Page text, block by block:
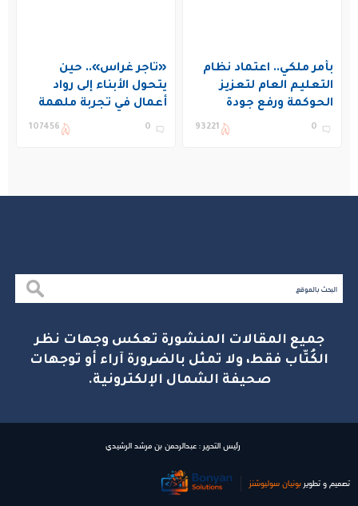
بأمر ملكي.. اعتماد نظام
التعليم العام لتعزيز
الحوكمة ورفع جودة
التعليم في المملكة
0
93221
«تاجر غراس».. حين
يتحول الأبناء إلى رواد
أعمال في تجربة ملهمة
بنادي غراس الصيفي
0
107456
جميع المقالات المنشورة تعكس وجهات نظر
الكُتّاب فقط، ولا تمثل بالضرورة آراء أو توجهات
صحيفة الشمال الإلكترونية.
رئيس التحرير : عبدالرحمن بن مرشد الرشيدي
تصميم و تطوير بونیان سولیوشنز